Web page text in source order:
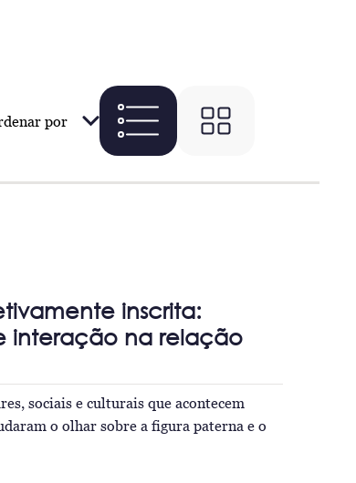
por
inscrita:
interação na relação
sociais e culturais que acontecem
o olhar sobre a figura paterna e o